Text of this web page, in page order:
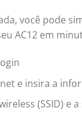
você pode
AC12 em
e insira a
(SSID) e a